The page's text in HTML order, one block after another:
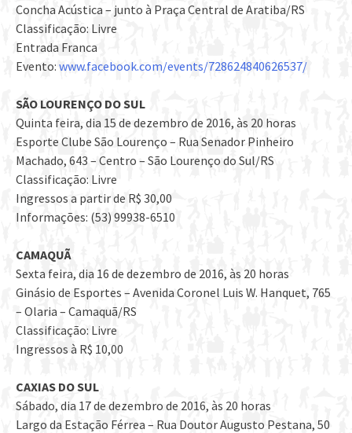
Concha Acústica – junto à Praça Central de Aratiba/RS
Classificação: Livre
Entrada Franca
Evento: www.facebook.com/events/728624840626537/
SÃO LOURENÇO DO SUL
Quinta feira, dia 15 de dezembro de 2016, às 20 horas
Esporte Clube São Lourenço – Rua Senador Pinheiro
Machado, 643 – Centro – São Lourenço do Sul/RS
Classificação: Livre
Ingressos a partir de R$ 30,00
Informações: (53) 99938-6510
CAMAQUÃ
Sexta feira, dia 16 de dezembro de 2016, às 20 horas
Ginásio de Esportes – Avenida Coronel Luis W. Hanquet, 765
– Olaria – Camaquã/RS
Classificação: Livre
Ingressos à R$ 10,00
CAXIAS DO SUL
Sábado, dia 17 de dezembro de 2016, às 20 horas
Largo da Estação Férrea – Rua Doutor Augusto Pestana, 50